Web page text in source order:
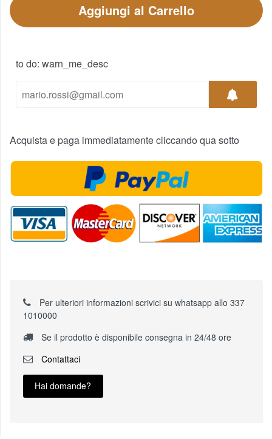
Aggiungi al Carrello
to do: warn_me_desc
Acquista e paga immediatamente cliccando qua sotto
Per ulteriori informazioni scrivici su whatsapp allo 337
1010000
Se il prodotto è disponibile consegna in 24/48 ore
Contattaci
Hai domande?